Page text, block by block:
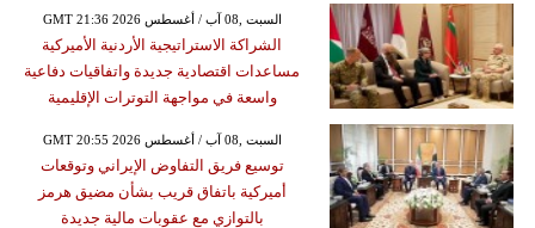
GMT 21:36 2026 السبت ,08 آب / أغسطس
الشراكة الاستراتيجية الأردنية الأميركية
مساعدات اقتصادية جديدة واتفاقيات دفاعية
واسعة في مواجهة التوترات الإقليمية
GMT 20:55 2026 السبت ,08 آب / أغسطس
توسيع فريق التفاوض الإيراني وتوقعات
أميركية باتفاق قريب بشأن مضيق هرمز
بالتوازي مع عقوبات مالية جديدة